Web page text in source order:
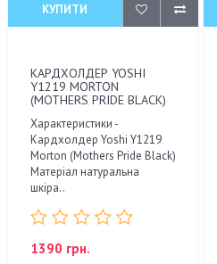
КУПИТИ
КАРДХОЛДЕР YOSHI
Y1219 MORTON
(MOTHERS PRIDE BLACK)
Характеристики -
Кардхолдер Yoshi Y1219
Morton (Mothers Pride Black)
Матеріал натуральна
шкіра..
1390 грн.